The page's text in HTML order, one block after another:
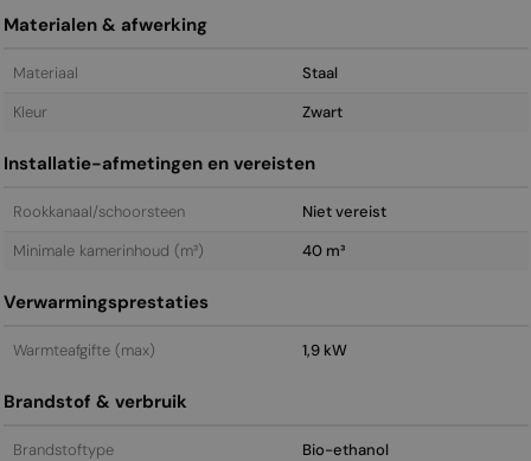
Materialen & afwerking
Materiaal
Staal
Kleur
Zwart
Installatie-afmetingen en vereisten
Rookkanaal/schoorsteen
Niet vereist
Minimale kamerinhoud (m³)
40 m³
Verwarmingsprestaties
Warmteafgifte (max) 1,9 kW
Brandstof & verbruik
Brandstoftype
Bio-ethanol